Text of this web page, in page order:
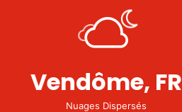
Vendôme, FR
Nuages Dispersés